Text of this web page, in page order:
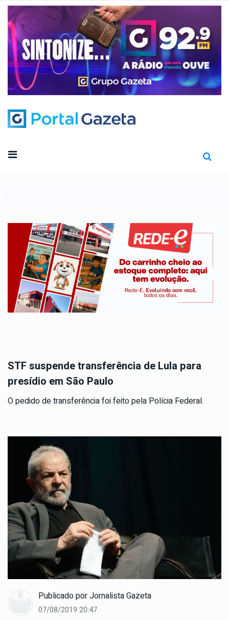
STF suspende transferência de Lula para
presídio em São Paulo
O pedido de transferência foi feito pela Polícia Federal.
Publicado porJornalista Gazeta
07/08/2019 20:47